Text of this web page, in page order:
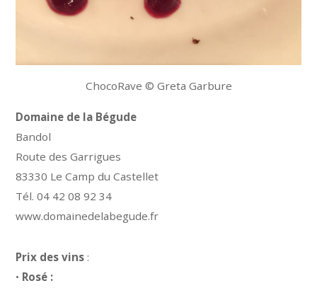
ChocoRave © Greta Garbure
Domaine de la Bégude
Bandol
Route des Garrigues
83330 Le Camp du Castellet
Tél. 04 42 08 92 34
www.domainedelabegude.fr
Prix des vins :
• Rosé :